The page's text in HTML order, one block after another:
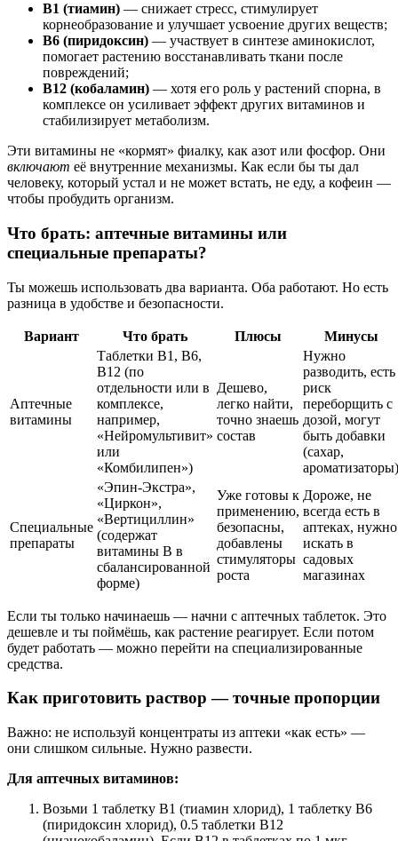
B1 (тиамин) — снижает стресс, стимулирует
корнеобразование и улучшает усвоение других веществ;
B6 (пиридоксин) — участвует в синтезе аминокислот,
помогает растению восстанавливать ткани после
повреждений;
B12 (кобаламин) — хотя его роль у растений спорна, в
комплексе он усиливает эффект других витаминов и
стабилизирует метаболизм.
Эти витамины не «кормят» фиалку, как азот или фосфор. Они
включают её внутренние механизмы. Как если бы ты дал
человеку, который устал и не может встать, не еду, а кофеин —
чтобы пробудить организм.
Что брать: аптечные витамины или
специальные препараты?
Ты можешь использовать два варианта. Оба работают. Но есть
разница в удобстве и безопасности.
Вариант Что брать Плюсы Минусы
Аптечные
витамины
Таблетки B1, B6,
B12 (по
отдельности или в
комплексе,
например,
«Нейромультивит»
или
«Комбилипен»)
Дешево,
легко найти,
точно знаешь
состав
Нужно
разводить, есть
риск
переборщить с
дозой, могут
быть добавки
(сахар,
ароматизаторы)
Специальные
препараты
«Эпин-Экстра»,
«Циркон»,
«Вертициллин»
(содержат
витамины B в
сбалансированной
форме)
Уже готовы к
применению,
безопасны,
добавлены
стимуляторы
роста
Дороже, не
всегда есть в
аптеках, нужно
искать в
садовых
магазинах
Если ты только начинаешь — начни с аптечных таблеток. Это
дешевле и ты поймёшь, как растение реагирует. Если потом
будет работать — можно перейти на специализированные
средства.
Как приготовить раствор — точные пропорции
Важно: не используй концентраты из аптеки «как есть» —
они слишком сильные. Нужно развести.
Для аптечных витаминов:
Возьми 1 таблетку B1 (тиамин хлорид), 1 таблетку B6
(пиридоксин хлорид), 0.5 таблетки B12